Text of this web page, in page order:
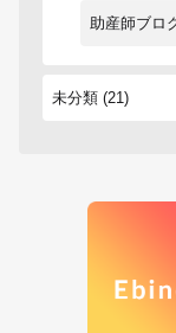
助産師ブロ
未分類 (21)